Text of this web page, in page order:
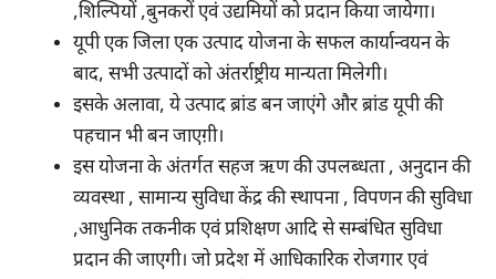
,शिल्पियों ,बुनकरों एवं उद्यमियों को प्रदान किया जायेगा।
यूपी एक जिला एक उत्पाद योजना के सफल कार्यान्वयन के
बाद, सभी उत्पादों को अंतर्राष्ट्रीय मान्यता मिलेगी।
इसके अलावा, ये उत्पाद ब्रांड बन जाएंगे और ब्रांड यूपी की
पहचान भी बन जाएग़ी।
इस योजना के अंतर्गत सहज ऋण की उपलब्धता , अनुदान की
व्यवस्था , सामान्य सुविधा केंद्र की स्थापना , विपणन की सुविधा
,आधुनिक तकनीक एवं प्रशिक्षण आदि से सम्बंधित सुविधा
प्रदान की जाएगी। जो प्रदेश में आधिकारिक रोजगार एवं